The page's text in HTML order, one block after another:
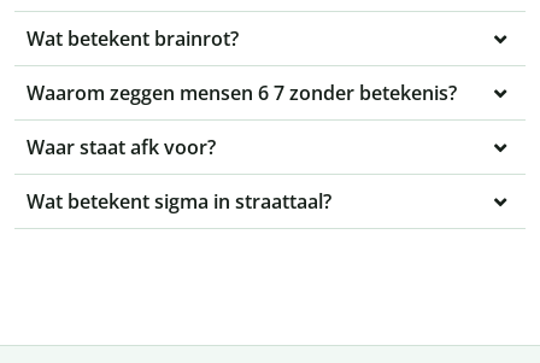
Wat betekent brainrot?
Waarom zeggen mensen 6 7 zonder betekenis?
Waar staat afk voor?
Wat betekent sigma in straattaal?